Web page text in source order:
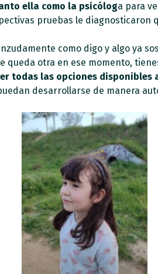
ella como la psicóloga para
pruebas le diagnosticaron
como digo y algo ya
queda otra en ese momento,
todas las opciones
desarrollarse de manera